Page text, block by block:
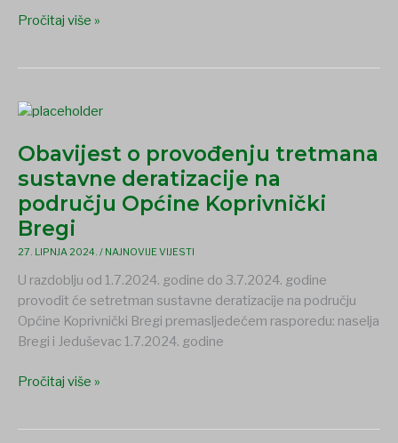
priznanja
Koprivnički
Pročitaj više »
Obavijest o provođenju tretmana
sustavne deratizacije na
području Općine Koprivnički
Bregi
27. LIPNJA 2024. / NAJNOVIJE VIJESTI
U razdoblju od 1.7.2024. godine do 3.7.2024. godine
provodit će setretman sustavne deratizacije na području
Općine Koprivnički Bregi premasljedećem rasporedu: naselja
Bregi i Jeduševac 1.7.2024. godine
Obavijest
provođenju
tretmana
sustavne
deratizacije
na
području
Općine
Koprivnički
Bregi
Pročitaj više »